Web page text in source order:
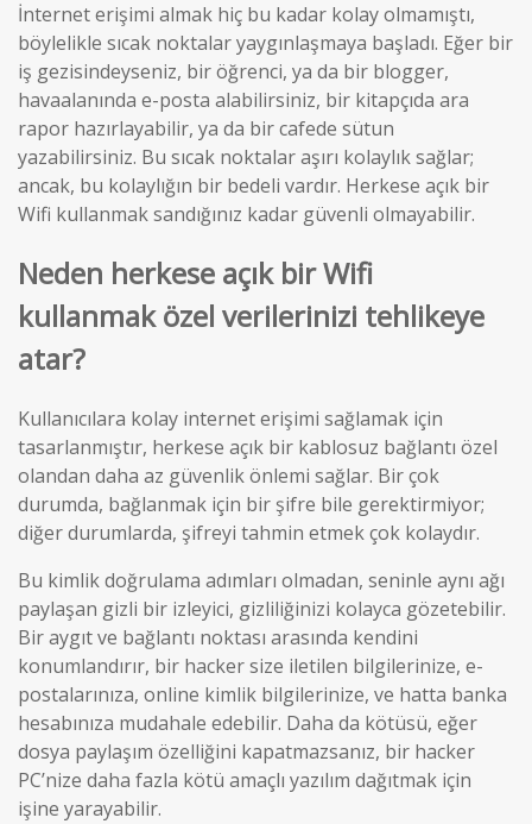
İnternet erişimi almak hiç bu kadar kolay olmamıştı,
böylelikle sıcak noktalar yaygınlaşmaya başladı. Eğer bir
iş gezisindeyseniz, bir öğrenci, ya da bir blogger,
havaalanında e-posta alabilirsiniz, bir kitapçıda ara
rapor hazırlayabilir, ya da bir cafede sütun
yazabilirsiniz. Bu sıcak noktalar aşırı kolaylık sağlar;
ancak, bu kolaylığın bir bedeli vardır. Herkese açık bir
Wifi kullanmak sandığınız kadar güvenli olmayabilir.
Neden herkese açık bir Wifi
kullanmak özel verilerinizi tehlikeye
atar?
Kullanıcılara kolay internet erişimi sağlamak için
tasarlanmıştır, herkese açık bir kablosuz bağlantı özel
olandan daha az güvenlik önlemi sağlar. Bir çok
durumda, bağlanmak için bir şifre bile gerektirmiyor;
diğer durumlarda, şifreyi tahmin etmek çok kolaydır.
Bu kimlik doğrulama adımları olmadan, seninle aynı ağı
paylaşan gizli bir izleyici, gizliliğinizi kolayca gözetebilir.
Bir aygıt ve bağlantı noktası arasında kendini
konumlandırır, bir hacker size iletilen bilgilerinize, e-
postalarınıza, online kimlik bilgilerinize, ve hatta banka
hesabınıza mudahale edebilir. Daha da kötüsü, eğer
dosya paylaşım özelliğini kapatmazsanız, bir hacker
PC’nize daha fazla kötü amaçlı yazılım dağıtmak için
işine yarayabilir.